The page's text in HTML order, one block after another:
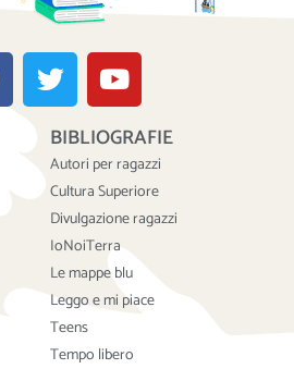
T
w
i
t
t
e
r
Y
o
u
t
u
b
e
BIBLIOGRAFIE
Autori per ragazzi
Cultura Superiore
Divulgazione ragazzi
IoNoiTerra
Le mappe blu
Leggo e mi piace
Teens
Tempo libero